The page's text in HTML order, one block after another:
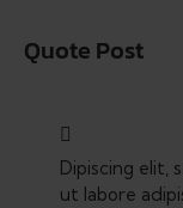
Quote Post
Dipiscing elit,
ut labore